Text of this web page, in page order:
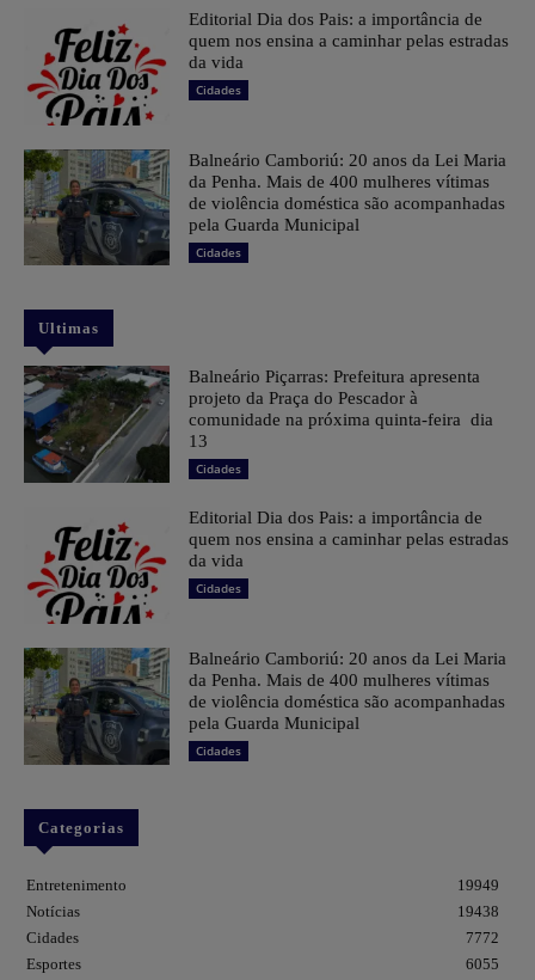
Editorial Dia dos Pais: a importância de
quem nos ensina a caminhar pelas estradas
da vida
Cidades
Balneário Camboriú: 20 anos da Lei Maria
da Penha. Mais de 400 mulheres vítimas
de violência doméstica são acompanhadas
pela Guarda Municipal
Cidades
Ultimas
Balneário Piçarras: Prefeitura apresenta
projeto da Praça do Pescador à
comunidade na próxima quinta-feira dia
13
Cidades
Editorial Dia dos Pais: a importância de
quem nos ensina a caminhar pelas estradas
da vida
Cidades
Balneário Camboriú: 20 anos da Lei Maria
da Penha. Mais de 400 mulheres vítimas
de violência doméstica são acompanhadas
pela Guarda Municipal
Cidades
Categorias
Entretenimento
19949
Notícias
19438
Cidades
7772
Esportes
6055